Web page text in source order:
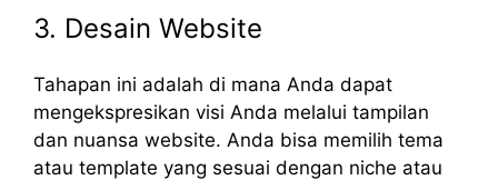
3. Desain Website
Tahapan ini adalah di mana Anda dapat
mengekspresikan visi Anda melalui tampilan
dan nuansa website. Anda bisa memilih tema
atau template yang sesuai dengan niche atau